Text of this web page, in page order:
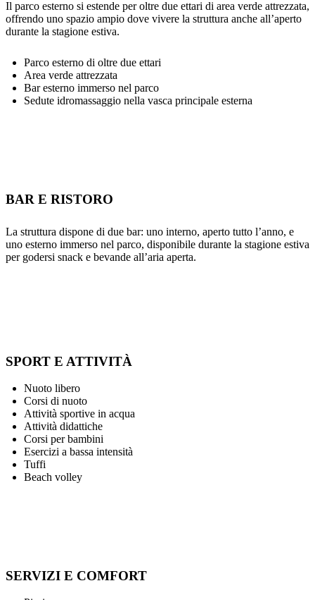
Il parco esterno si estende per oltre due ettari di area verde attrezzata,
offrendo uno spazio ampio dove vivere la struttura anche all’aperto
durante la stagione estiva.
Parco esterno di oltre due ettari
Area verde attrezzata
Bar esterno immerso nel parco
Sedute idromassaggio nella vasca principale esterna
BAR E RISTORO
La struttura dispone di due bar: uno interno, aperto tutto l’anno, e
uno esterno immerso nel parco, disponibile durante la stagione estiva
per godersi snack e bevande all’aria aperta.
SPORT E ATTIVITÀ
Nuoto libero
Corsi di nuoto
Attività sportive in acqua
Attività didattiche
Corsi per bambini
Esercizi a bassa intensità
Tuffi
Beach volley
SERVIZI E COMFORT